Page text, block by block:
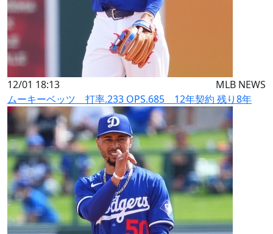
12/01 18:13
MLB NEWS
ムーキーベッツ 打率.233 OPS.685 12年契約 残り8年